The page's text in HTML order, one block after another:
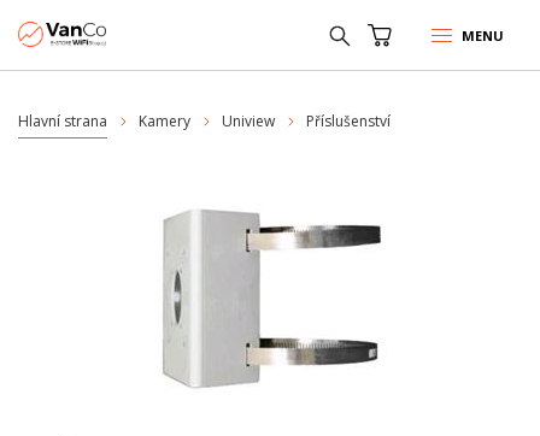
MENU
Hlavní strana Kamery Uniview Příslušenství